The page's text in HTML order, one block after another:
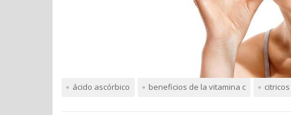
ácido ascórbico beneficios de la vitamina c citricos